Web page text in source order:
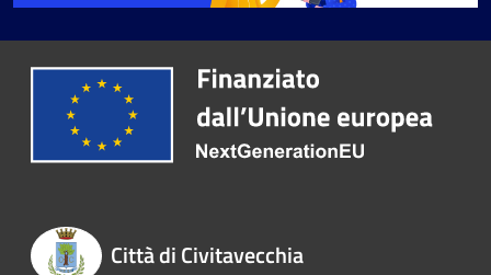
Città di Civitavecchia